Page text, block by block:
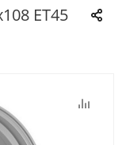
ET45